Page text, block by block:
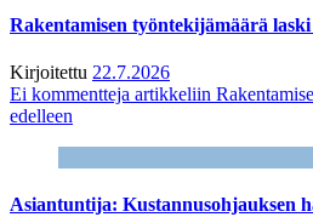
Rakentamisen työntekijämäärä laski
Kirjoitettu 22.7.2026
Ei kommentteja artikkeliin
edelleen
Asiantuntija: Kustannusohjauksen